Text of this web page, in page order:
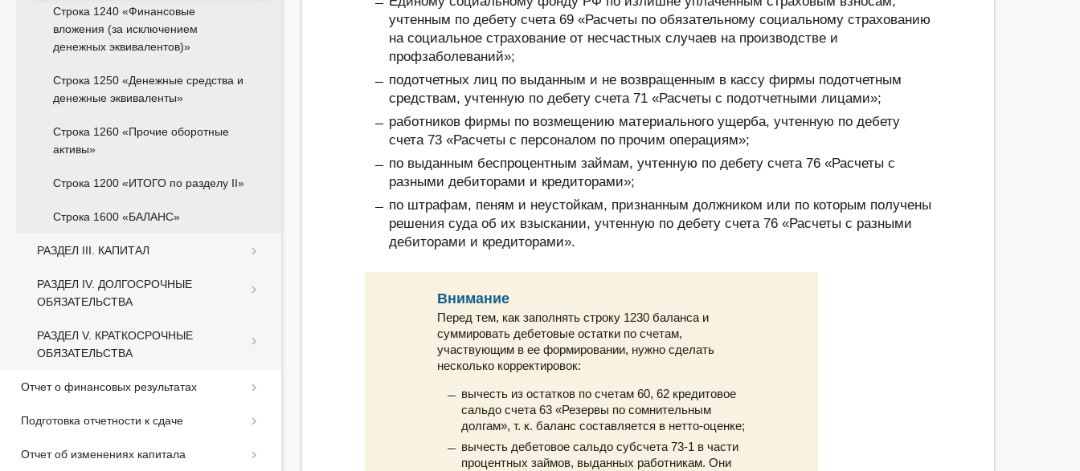
Строка 1240 «Финансовые
вложения (за исключением
денежных эквивалентов)»
Строка 1250 «Денежные средства и
денежные эквиваленты»
Строка 1260 «Прочие оборотные
активы»
Строка 1200 «ИТОГО по разделу II»
Строка 1600 «БАЛАНС»
РАЗДЕЛ III. КАПИТАЛ
РАЗДЕЛ IV. ДОЛГОСРОЧНЫЕ
ОБЯЗАТЕЛЬСТВА
РАЗДЕЛ V. КРАТКОСРОЧНЫЕ
ОБЯЗАТЕЛЬСТВА
Отчет о финансовых результатах
Подготовка отчетности к сдаче
Отчет об изменениях капитала
учтенным по дебету счета 69 «Расчеты по обязательному социальному страхованию
на социальное страхование от несчастных случаев на производстве и
профзаболеваний»;
подотчетных лиц по выданным и не возвращенным в кассу фирмы подотчетным
средствам, учтенную по дебету счета 71 «Расчеты с подотчетными лицами»;
работников фирмы по возмещению материального ущерба, учтенную по дебету
счета 73 «Расчеты с персоналом по прочим операциям»;
по выданным беспроцентным займам, учтенную по дебету счета 76 «Расчеты с
разными дебиторами и кредиторами»;
по штрафам, пеням и неустойкам, признанным должником или по которым получены
решения суда об их взыскании, учтенную по дебету счета 76 «Расчеты с разными
дебиторами и кредиторами».
Внимание
Перед тем, как заполнять строку 1230 баланса и
суммировать дебетовые остатки по счетам,
участвующим в ее формировании, нужно сделать
несколько корректировок:
вычесть из остатков по счетам 60, 62 кредитовое
сальдо счета 63 «Резервы по сомнительным
долгам», т. к. баланс составляется в нетто-оценке;
вычесть дебетовое сальдо субсчета 73-1 в части
процентных займов, выданных работникам. Они